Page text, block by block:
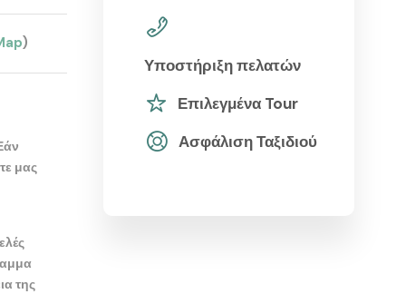
)
μας
της
Υποστήριξη πελατών
Επιλεγμένα Tour
Ασφάλιση Ταξιδιού